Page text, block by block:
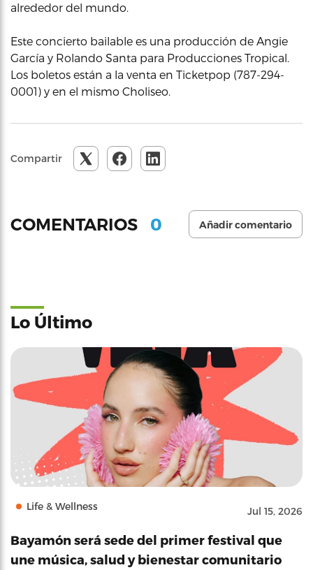
alrededor del mundo.
Este concierto bailable es una producción de Angie
García y Rolando Santa para Producciones Tropical.
Los boletos están a la venta en Ticketpop (787-294-
0001) y en el mismo Choliseo.
Compartir
COMENTARIOS 0 Añadir comentario
Lo Último
Life & Wellness Jul 15, 2026
Bayamón será sede del primer festival que
une música, salud y bienestar comunitario